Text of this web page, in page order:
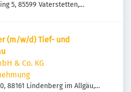
5, 85599 Vaterstetten,
(m/w/d) Tief- und
& Co. KG
88161 Lindenberg im Allgäu,